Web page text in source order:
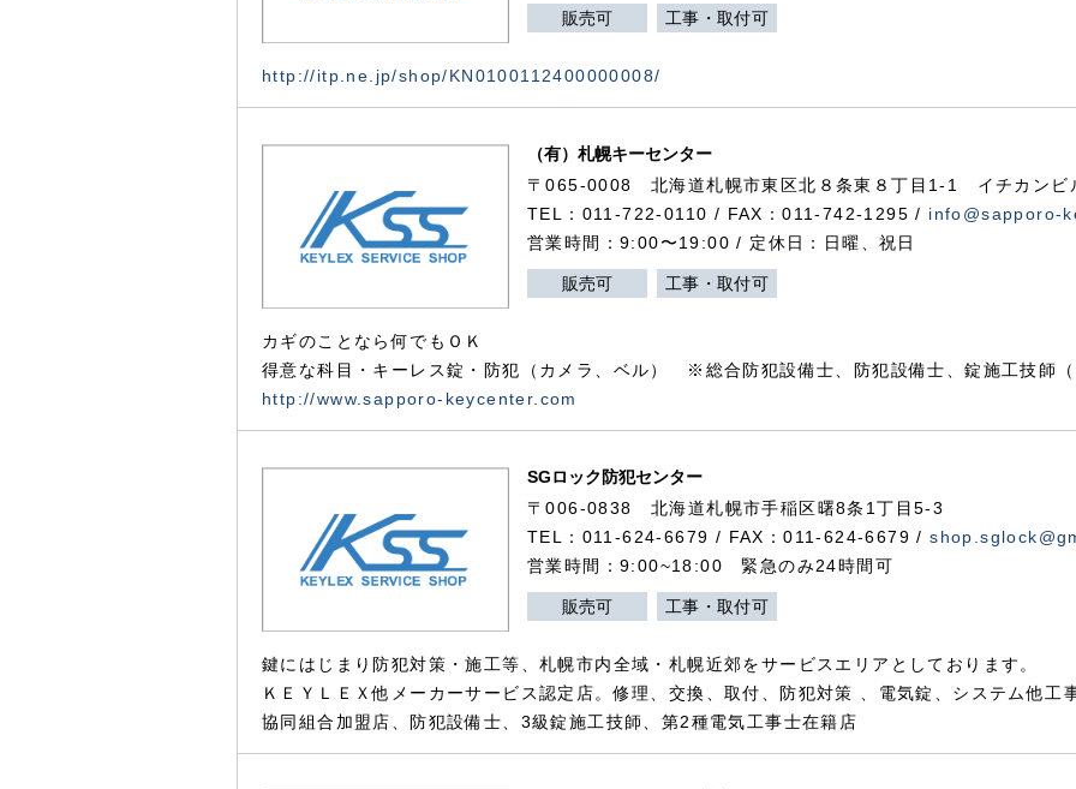
販売可 工事・取付可
http://itp.ne.jp/shop/KN0100112400000008/
（有）札幌キーセンター
〒065-0008 北海道札幌市東区北８条東８丁目1-1 イチカンビ
TEL：011-722-0110 / FAX：011-742-1295 / info@sapporo-
営業時間：9:00〜19:00 / 定休日：日曜、祝日
販売可 工事・取付可
カギのことなら何でもＯＫ
得意な科目・キーレス錠・防犯（カメラ、ベル） ※総合防犯設備士、防犯設備士、錠施工技師
http://www.sapporo-keycenter.com
SGロック防犯センター
〒006-0838 北海道札幌市手稲区曙8条1丁目5-3
TEL：011-624-6679 / FAX：011-624-6679 /
営業時間：9:00~18:00 緊急のみ24時間可
販売可 工事・取付可
鍵にはじまり防犯対策・施工等、札幌市内全域・札幌近郊をサービスエリアとしております。
ＫＥＹＬＥＸ他メーカーサービス認定店。修理、交換、取付、防犯対策 、電気錠、システム他工
協同組合加盟店、防犯設備士、3級錠施工技師、第2種電気工事士在籍店